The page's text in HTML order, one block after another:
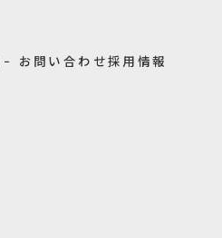
− お問い合わせ採用情報